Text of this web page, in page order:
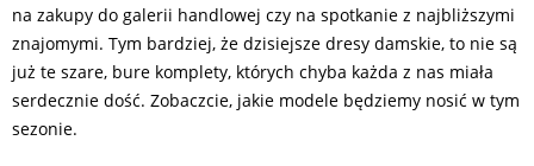
na zakupy do galerii handlowej czy na spotkanie z najbliższymi
znajomymi. Tym bardziej, że dzisiejsze dresy damskie, to nie są
już te szare, bure komplety, których chyba każda z nas miała
serdecznie dość. Zobaczcie, jakie modele będziemy nosić w tym
sezonie.